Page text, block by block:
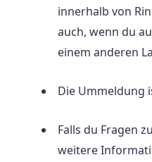
innerhalb von
auch, wenn du
einem anderen
Die Ummeldung
Falls du Fragen
weitere